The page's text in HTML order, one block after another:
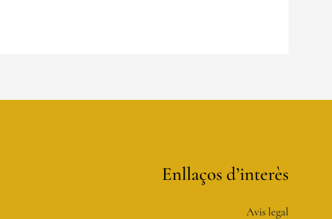
Enllaços d’interès
Avis legal